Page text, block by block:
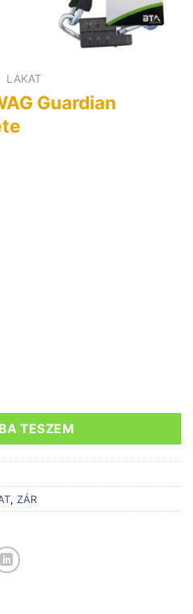
LAKAT
Guardian
TESZEM
, ZÁR